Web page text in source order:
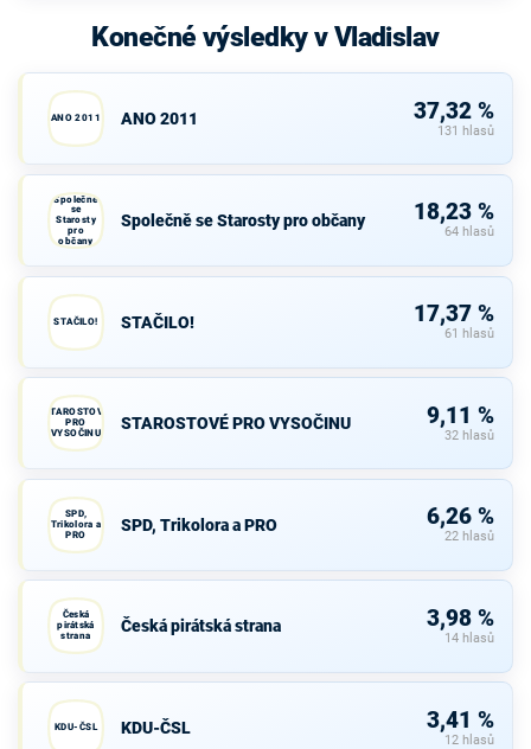
Konečné výsledky v Vladislav
ANO 2011 ANO 2011 37,32 %
131 hlasů
Společně
se
Starosty
pro
občany
Společně se Starosty pro občany 18,23 %
64 hlasů
STAČILO! STAČILO! 17,37 %
61 hlasů
STAROSTOVÉ
PRO
VYSOČINU
STAROSTOVÉ PRO VYSOČINU 9,11 %
32 hlasů
SPD,
Trikolora a
PRO
SPD, Trikolora a PRO 6,26 %
22 hlasů
Česká
pirátská
strana
Česká pirátská strana 3,98 %
14 hlasů
KDU-ČSL KDU-ČSL 3,41 %
12 hlasů